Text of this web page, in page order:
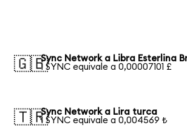
🇬🇧Sync Network a Libra Esterlina
1 SYNC equivale a 0,00007101 £
🇹🇷Sync Network a Lira turca
1 SYNC equivale a 0,004569 ₺